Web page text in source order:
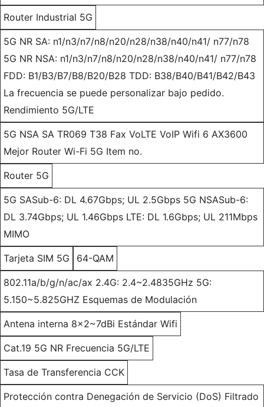
Router Industrial 5G
5G NR SA: n1/n3/n7/n8/n20/n28/n38/n40/n41/ n77/n78
5G NR NSA: n1/n3/n7/n8/n20/n28/n38/n40/n41/ n77/n78
FDD: B1/B3/B7/B8/B20/B28 TDD: B38/B40/B41/B42/B43
La frecuencia se puede personalizar bajo pedido.
Rendimiento 5G/LTE
5G NSA SA TR069 T38 Fax VoLTE VoIP Wifi 6 AX3600
Mejor Router Wi-Fi 5G Item no.
Router 5G
5G SASub-6: DL 4.67Gbps; UL 2.5Gbps 5G NSASub-6:
DL 3.74Gbps; UL 1.46Gbps LTE: DL 1.6Gbps; UL 211Mbps
MIMO
Tarjeta SIM 5G 64-QAM
802.11a/b/g/n/ac/ax 2.4G: 2.4~2.4835GHz 5G:
5.150~5.825GHZ Esquemas de Modulación
Antena interna 8x2~7dBi Estándar Wifi
Cat.19 5G NR Frecuencia 5G/LTE
Tasa de Transferencia CCK
Protección contra Denegación de Servicio (DoS) Filtrado